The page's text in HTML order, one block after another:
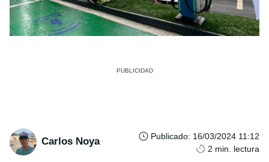
Carlos Noya Publicado: 16/03/2024 11:12
2 min. lectura